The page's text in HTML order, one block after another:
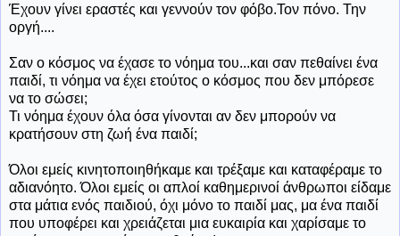
Έχουν γίνει εραστές και γεννούν τον φόβο.Τον πόνο. Την
οργή....
Σαν ο κόσμος να έχασε το νόημα του...και σαν πεθαίνει ένα
παιδί, τι νόημα να έχει ετούτος ο κόσμος που δεν μπόρεσε
να το σώσει;
Τι νόημα έχουν όλα όσα γίνονται αν δεν μπορούν να
κρατήσουν στη ζωή ένα παιδί;
Όλοι εμείς κινητοποιηθήκαμε και τρέξαμε και καταφέραμε το
αδιανόητο. Όλοι εμείς οι απλοί καθημερινοί άνθρωποι είδαμε
στα μάτια ενός παιδιού, όχι μόνο το παιδί μας, μα ένα παιδί
που υποφέρει και χρειάζεται μια ευκαιρία και χαρίσαμε το